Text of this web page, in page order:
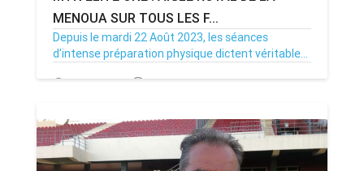
MENOUA SUR TOUS LES F...
Depuis le mardi 22 Août 2023, les séances
d’intense préparation physique dictent véritable...
29/09/23 Par MenouActu 0